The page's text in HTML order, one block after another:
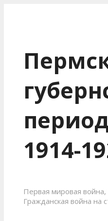
1914-
Первая мировая
Гражданская война на